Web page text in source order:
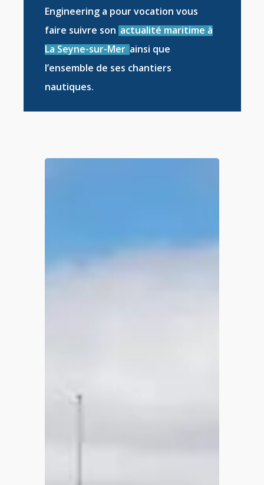
Engineering a pour vocation vous
faire suivre son actualité maritime à
La Seyne-sur-Mer ainsi que
l’ensemble de ses chantiers
nautiques.